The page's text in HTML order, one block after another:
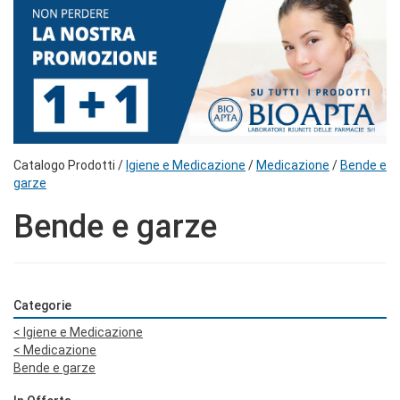
Catalogo Prodotti /Igiene e Medicazione /Medicazione /Bende e
garze
Bende e garze
Categorie
< Igiene e Medicazione
< Medicazione
Bende e garze